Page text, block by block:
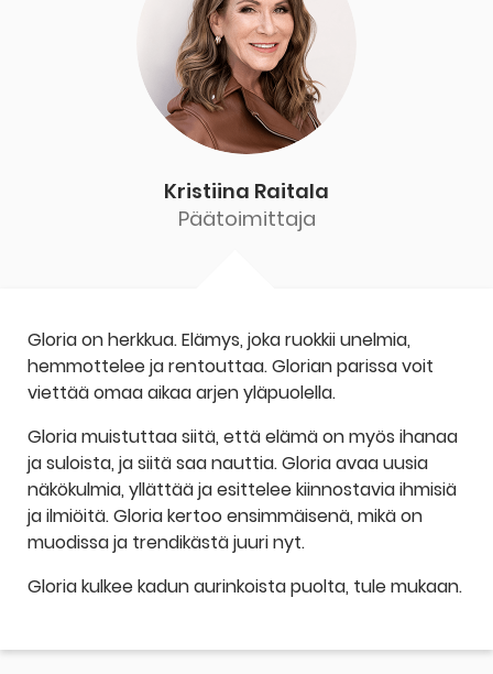
Kristiina Raitala
Päätoimittaja
Gloria on herkkua. Elämys, joka ruokkii unelmia,
hemmottelee ja rentouttaa. Glorian parissa voit
viettää omaa aikaa arjen yläpuolella.
Gloria muistuttaa siitä, että elämä on myös ihanaa
ja suloista, ja siitä saa nauttia. Gloria avaa uusia
näkökulmia, yllättää ja esittelee kiinnostavia ihmisiä
ja ilmiöitä. Gloria kertoo ensimmäisenä, mikä on
muodissa ja trendikästä juuri nyt.
Gloria kulkee kadun aurinkoista puolta, tule mukaan.